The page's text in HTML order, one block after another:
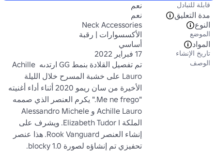
قابلة للتبادل
نعم
مدة التعليق
نعم
النوع
Neck Accessories
الموضع
الأكسسوارات | رقبة
المواد
أساسي
تاريخ الإنشاء 17 فبراير 2022
الوصف
تم تفصيل القلادة بنمط GG ارتدىه Achille
تحفيزي تم إنشاؤه لصورة 1.0 blocky.